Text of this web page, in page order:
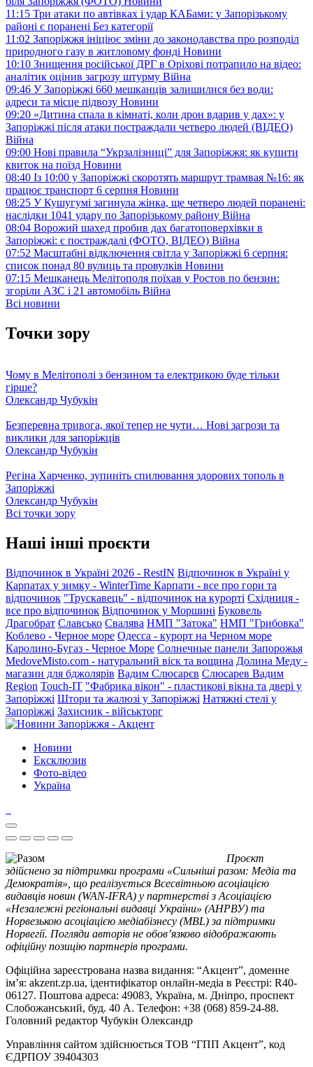
11:15 Три атаки по автівках і удар КАБами: у Запорізькому
районі є поранені Без категорії
11:02 Запоріжжя ініціює зміни до законодавства про розподіл
природного газу в житловому фонді Новини
10:10 Знищення російської ДРГ в Оріхові потрапило на відео:
аналітик оцінив загрозу штурму Війна
09:46 У Запоріжжі 660 мешканців залишилися без води:
адреси та місце підвозу Новини
09:20 «Дитина спала в кімнаті, коли дрон вдарив у дах»: у
Запоріжжі після атаки постраждали четверо людей (ВІДЕО)
Війна
09:00 Нові правила “Укрзалізниці” для Запоріжжя: як купити
квиток на поїзд Новини
08:40 Із 10:00 у Запоріжжі скоротять маршрут трамвая №16: як
працює транспорт 6 серпня Новини
08:25 У Кушугумі загинула жінка, ще четверо людей поранені:
наслідки 1041 удару по Запорізькому району Війна
08:04 Ворожий шахед пробив дах багатоповерхівки в
Запоріжжі: є постраждалі (ФОТО, ВІДЕО) Війна
07:52 Масштабні відключення світла у Запоріжжі 6 серпня:
список понад 80 вулиць та провулків Новини
07:15 Мешканець Мелітополя поїхав у Ростов по бензин:
згоріли АЗС і 21 автомобіль Війна
Всі новини
Точки зору
Чому в Мелітополі з бензином та електрикою буде тільки
гірше?
Олександр Чубукін
Безперевна тривога, якої тепер не чути… Нові загрози та
виклики для запоріжців
Олександр Чубукін
Регіна Харченко, зупиніть спилювання здорових тополь в
Запоріжжі
Олександр Чубукін
Всі точки зору
Наші інші проєкти
Відпочинок в Україні 2026 - RestIN Відпочинок в Україні у
Карпатах у зимку - WinterTime Карпати - все про гори та
відпочинок "Трускавець" - відпочинок на курорті Східниця -
все про відпочинок Відпочинок у Моршині Буковель
Драгобрат Славсько Свалява НМП "Затока" НМП "Грибовка"
Коблево - Черное море Одесса - курорт на Черном море
Каролино-Бугаз - Черное Море Солнечные панели Запорожья
MedoveMisto.com - натуральний віск та вощина Долина Меду -
магазин для бджолярів Вадим Слюсарєв Слюсарев Вадим
Region Touch-IT "Фабрика вікон" - пластикові вікна та двері у
Запоріжжі Штори та жалюзі у Запоріжжі Натяжні стелі у
Запоріжжі Захисник - військторг
Новини
Ексклюзив
Фото-відео
Україна
Проєкт
здійснено за підтримки програми «Сильніші разом: Медіа та
Демократія», що реалізується Всесвітньою асоціацією
видавців новин (WAN-IFRA) у партнерстві з Асоціацією
«Незалежні регіональні видавці України» (АНРВУ) та
Норвезькою асоціацією медіабізнесу (MBL) за підтримки
Норвегії. Погляди авторів не обов’язково відображають
офіційну позицію партнерів програми.
Офіційна зареєстрована назва видання: “Акцент”, доменне
ім’я: akzent.zp.ua, ідентифікатор онлайн-медіа в Реєстрі: R40-
06127. Поштова адреса: 49083, Україна, м. Дніпро, проспект
Слобожанський, буд. 40 А. Телефон: +38 (068) 859-24-88.
Головний редактор Чубукін Олександр
Управління сайтом здійснюється ТОВ “ГПП Акцент”, код
ЄДРПОУ 39404303